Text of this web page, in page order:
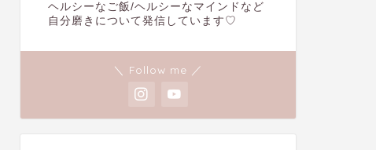
ヘルシーなご飯/ヘルシーなマインドなど
自分磨きについて発信しています♡
＼ Follow me ／